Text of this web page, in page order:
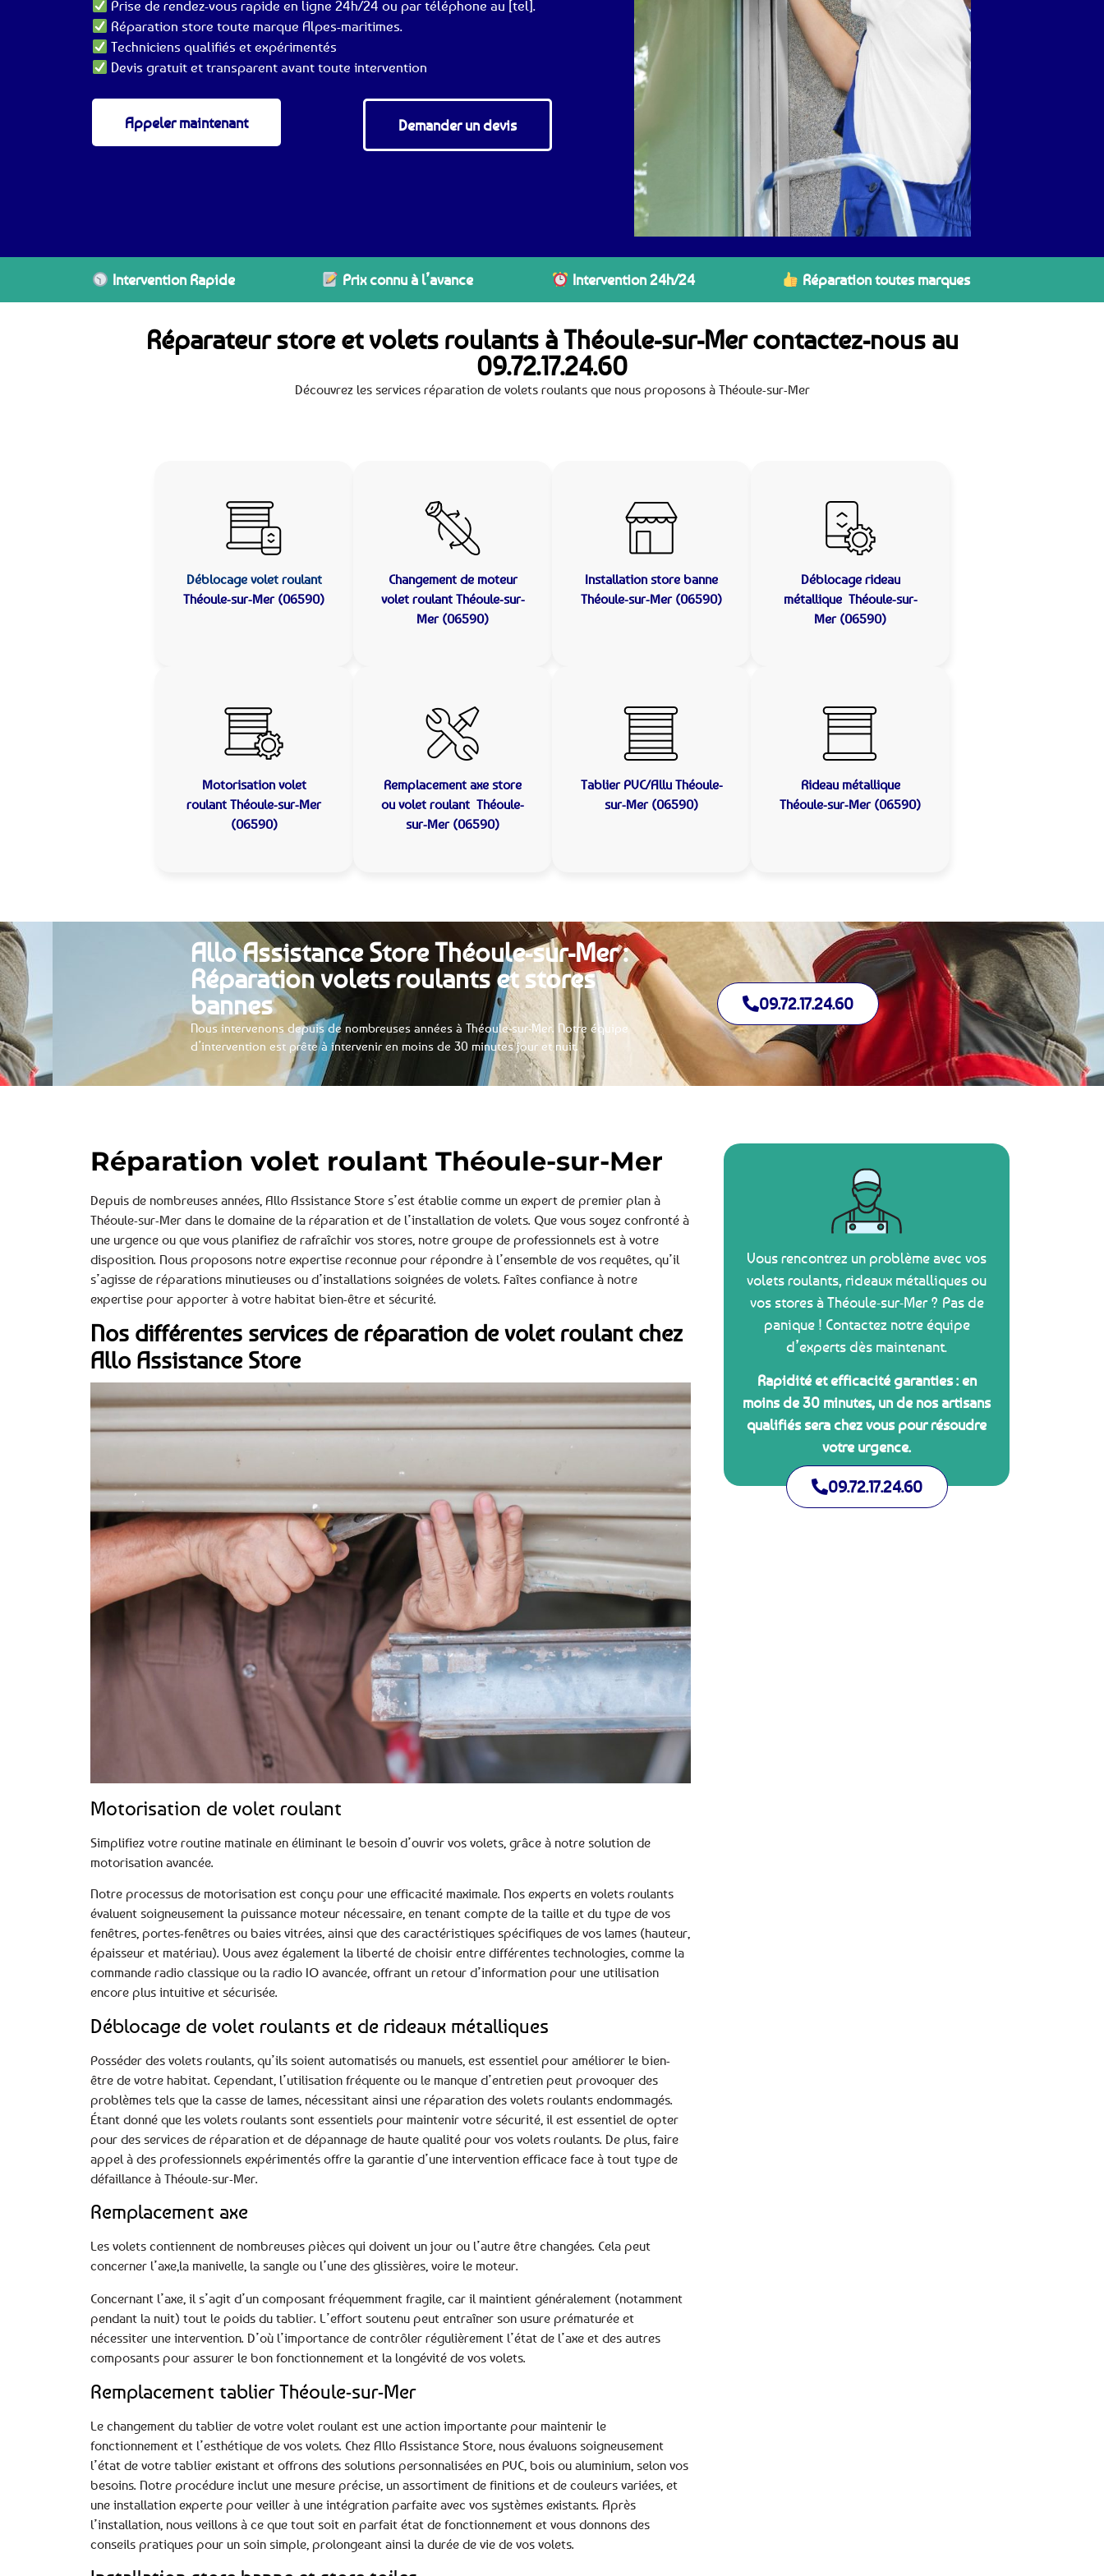
Prise de rendez-vous rapide en ligne 24h/24 ou par téléphone au [tel].
Réparation store toute marque Alpes-maritimes.
Techniciens qualifiés et expérimentés
Devis gratuit et transparent avant toute intervention
Appeler maintenant Demander un devis
Intervention Rapide Prix connu à l’avance Intervention 24h/24 Réparation toutes marques
Réparateur store et volets roulants à Théoule-sur-Mer contactez-nous au
09.72.17.24.60
Découvrez les services réparation de volets roulants que nous proposons à Théoule-sur-Mer
Déblocage volet roulant
Théoule-sur-Mer (06590)
Changement de moteur
volet roulant Théoule-sur-
Mer (06590)
Installation store banne
Théoule-sur-Mer (06590)
Déblocage rideau
métallique Théoule-sur-
Mer (06590)
Motorisation volet
roulant Théoule-sur-Mer
(06590)
Remplacement axe store
ou volet roulant Théoule-
sur-Mer (06590)
Tablier PVC/Allu Théoule-
sur-Mer (06590)
Rideau métallique
Théoule-sur-Mer (06590)
Allo Assistance Store Théoule-sur-Mer :
Réparation volets roulants et stores
bannes
Nous intervenons depuis de nombreuses années à Théoule-sur-Mer. Notre équipe
d’intervention est prête à intervenir en moins de 30 minutes jour et nuit.
09.72.17.24.60
Réparation volet roulant Théoule-sur-Mer
Depuis de nombreuses années, Allo Assistance Store s’est établie comme un expert de premier plan à
Théoule-sur-Mer dans le domaine de la réparation et de l’installation de volets. Que vous soyez confronté à
une urgence ou que vous planifiez de rafraîchir vos stores, notre groupe de professionnels est à votre
disposition. Nous proposons notre expertise reconnue pour répondre à l’ensemble de vos requêtes, qu’il
s’agisse de réparations minutieuses ou d’installations soignées de volets. Faîtes confiance à notre
expertise pour apporter à votre habitat bien-être et sécurité.
Nos différentes services de réparation de volet roulant chez
Allo Assistance Store
Motorisation de volet roulant
Simplifiez votre routine matinale en éliminant le besoin d’ouvrir vos volets, grâce à notre solution de
motorisation avancée.
Notre processus de motorisation est conçu pour une efficacité maximale. Nos experts en volets roulants
évaluent soigneusement la puissance moteur nécessaire, en tenant compte de la taille et du type de vos
fenêtres, portes-fenêtres ou baies vitrées, ainsi que des caractéristiques spécifiques de vos lames (hauteur,
épaisseur et matériau). Vous avez également la liberté de choisir entre différentes technologies, comme la
commande radio classique ou la radio IO avancée, offrant un retour d’information pour une utilisation
encore plus intuitive et sécurisée.
Déblocage de volet roulants et de rideaux métalliques
Posséder des volets roulants, qu’ils soient automatisés ou manuels, est essentiel pour améliorer le bien-
être de votre habitat. Cependant, l’utilisation fréquente ou le manque d’entretien peut provoquer des
problèmes tels que la casse de lames, nécessitant ainsi une réparation des volets roulants endommagés.
Étant donné que les volets roulants sont essentiels pour maintenir votre sécurité, il est essentiel de opter
pour des services de réparation et de dépannage de haute qualité pour vos volets roulants. De plus, faire
appel à des professionnels expérimentés offre la garantie d’une intervention efficace face à tout type de
défaillance à Théoule-sur-Mer.
Remplacement axe
Les volets contiennent de nombreuses pièces qui doivent un jour ou l’autre être changées. Cela peut
concerner l’axe,la manivelle, la sangle ou l’une des glissières, voire le moteur.
Concernant l’axe, il s’agit d’un composant fréquemment fragile, car il maintient généralement (notamment
pendant la nuit) tout le poids du tablier. L’effort soutenu peut entraîner son usure prématurée et
nécessiter une intervention. D’où l’importance de contrôler régulièrement l’état de l’axe et des autres
composants pour assurer le bon fonctionnement et la longévité de vos volets.
Remplacement tablier Théoule-sur-Mer
Le changement du tablier de votre volet roulant est une action importante pour maintenir le
fonctionnement et l’esthétique de vos volets. Chez Allo Assistance Store, nous évaluons soigneusement
l’état de votre tablier existant et offrons des solutions personnalisées en PVC, bois ou aluminium, selon vos
besoins. Notre procédure inclut une mesure précise, un assortiment de finitions et de couleurs variées, et
une installation experte pour veiller à une intégration parfaite avec vos systèmes existants. Après
l’installation, nous veillons à ce que tout soit en parfait état de fonctionnement et vous donnons des
conseils pratiques pour un soin simple, prolongeant ainsi la durée de vie de vos volets.
Vous rencontrez un problème avec vos
volets roulants, rideaux métalliques ou
vos stores à Théoule-sur-Mer ? Pas de
panique ! Contactez notre équipe
d’experts dès maintenant.
Rapidité et efficacité garanties : en
moins de 30 minutes, un de nos artisans
qualifiés sera chez vous pour résoudre
votre urgence.
09.72.17.24.60